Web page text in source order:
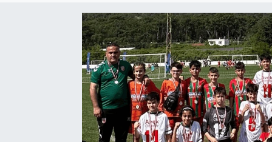
Resmi Reklam
Röportajlar